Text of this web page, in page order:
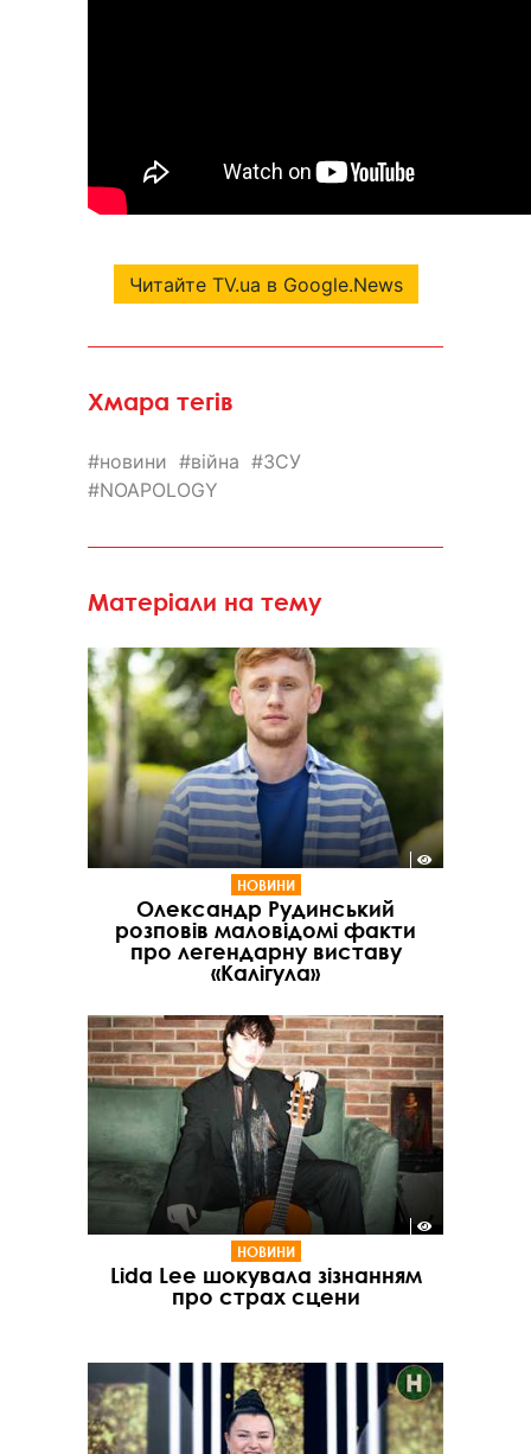
Читайте TV.ua в Google.News
Хмара тегів
новини війна
ЗСУ
NOAPOLOGY
Матеріали на тему
НОВИНИ
Олександр Рудинський
розповів маловідомі факти
про легендарну виставу
«Калігула»
НОВИНИ
Lida Lee шокувала зізнанням
про страх сцени